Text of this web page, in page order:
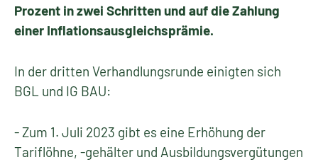
Prozent in zwei Schritten und auf die Zahlung
einer Inflationsausgleichsprämie.
In der dritten Verhandlungsrunde einigten sich
BGL und IG BAU:
- Zum 1. Juli 2023 gibt es eine Erhöhung der
Tariflöhne, -gehälter und Ausbildungsvergütungen